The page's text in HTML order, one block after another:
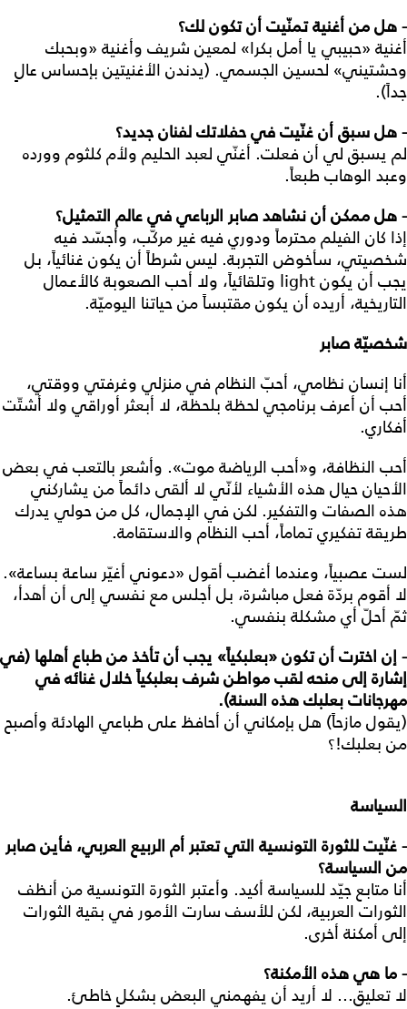
- هل من أغنية تمنّيت أن تكون لك؟
أغنية «حبيبي يا أمل بكرا» لمعين شريف وأغنية «وبحبك
وحشتيني» لحسين الجسمي. (يدندن الأغنيتين بإحساس عالٍ
جداً).
- هل سبق أن غنّيت في حفلاتك لفنان جديد؟
لم يسبق لي أن فعلت. أغنّي لعبد الحليم ولأم كلثوم وورده
وعبد الوهاب طبعاً.
- هل ممكن أن نشاهد صابر الرباعي في عالم التمثيل؟
إذا كان الفيلم محترماً ودوري فيه غير مركّب، وأجسّد فيه
شخصيتي، سأخوض التجربة. ليس شرطاً أن يكون غنائياً، بل
يجب أن يكون light وتلقائياً، ولا أحب الصعوبة كالأعمال
التاريخية، أريده أن يكون مقتبساً من حياتنا اليوميّة.
شخصيّة صابر
أنا إنسان نظامي، أحبّ النظام في منزلي وغرفتي ووقتي،
أحب أن أعرف برنامجي لحظة بلحظة، لا أبعثر أوراقي ولا أشتّت
أفكاري.
أحب النظافة، و«أحب الرياضة موت». وأشعر بالتعب في بعض
الأحيان حيال هذه الأشياء لأنّي لا ألقى دائماً من يشاركني
هذه الصفات والتفكير. لكن في الإجمال، كل من حولي يدرك
طريقة تفكيري تماماً، أحب النظام والاستقامة.
لست عصبياً، وعندما أغضب أقول «دعوني أغيّر ساعة بساعة».
لا أقوم بردّة فعل مباشرة، بل أجلس مع نفسي إلى أن أهدأ،
ثمّ أحلّ أي مشكلة بنفسي.
- إن اخترت أن تكون «بعلبكياً» يجب أن تأخذ من طباع أهلها (في
إشارة إلى منحه لقب مواطن شرف بعلبكياً خلال غنائه في
مهرجانات بعلبك هذه السنة).
(يقول مازحاً) هل بإمكاني أن أحافظ على طباعي الهادئة وأصبح
من بعلبك!؟
السياسة
- غنّيت للثورة التونسية التي تعتبر أم الربيع العربي، فأين صابر
من السياسة؟
أنا متابع جيّد للسياسة أكيد. وأعتبر الثورة التونسية من أنظف
الثورات العربية، لكن للأسف سارت الأمور في بقية الثورات
إلى أمكنة أخرى.
- ما هي هذه الأمكنة؟
لا تعليق... لا أريد أن يفهمني البعض بشكلٍ خاطئ.